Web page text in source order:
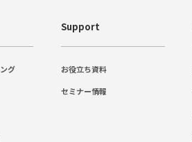
グ
Support
お役立ち資料
セミナー情報